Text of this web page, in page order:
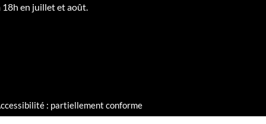
18h en juillet et août.
: partiellement conforme